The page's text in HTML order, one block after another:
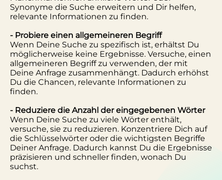
Synonyme die Suche erweitern und Dir helfen,
relevante Informationen zu finden.
- Probiere einen allgemeineren Begriff
Wenn Deine Suche zu spezifisch ist, erhältst Du
möglicherweise keine Ergebnisse. Versuche, einen
allgemeineren Begriff zu verwenden, der mit
Deine Anfrage zusammenhängt. Dadurch erhöhst
Du die Chancen, relevante Informationen zu
finden.
- Reduziere die Anzahl der eingegebenen Wörter
Wenn Deine Suche zu viele Wörter enthält,
versuche, sie zu reduzieren. Konzentriere Dich auf
die Schlüsselwörter oder die wichtigsten Begriffe
Deiner Anfrage. Dadurch kannst Du die Ergebnisse
präzisieren und schneller finden, wonach Du
suchst.